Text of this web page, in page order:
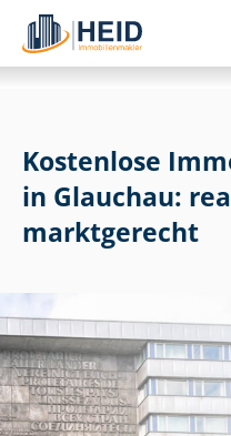
Kostenlose
in Glauchau:
marktgerecht